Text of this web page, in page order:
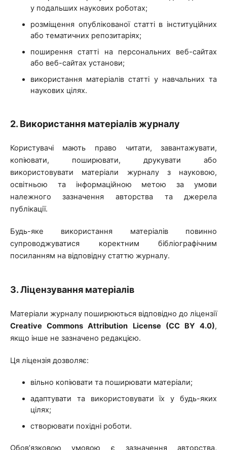
у подальших наукових роботах;
розміщення опублікованої статті в інституційних
або тематичних репозитаріях;
поширення статті на персональних веб-сайтах
або веб-сайтах установи;
використання матеріалів статті у навчальних та
наукових цілях.
2. Використання матеріалів журналу
Користувачі мають право читати, завантажувати,
копіювати, поширювати, друкувати або
використовувати матеріали журналу з науковою,
освітньою та інформаційною метою за умови
належного зазначення авторства та джерела
публікації.
Будь-яке використання матеріалів повинно
супроводжуватися коректним бібліографічним
посиланням на відповідну статтю журналу.
3. Ліцензування матеріалів
Матеріали журналу поширюються відповідно до ліцензії
Creative Commons Attribution License (CC BY 4.0),
якщо інше не зазначено редакцією.
Ця ліцензія дозволяє:
вільно копіювати та поширювати матеріали;
адаптувати та використовувати їх у будь-яких
цілях;
створювати похідні роботи.
Обов’язковою умовою є зазначення авторства,